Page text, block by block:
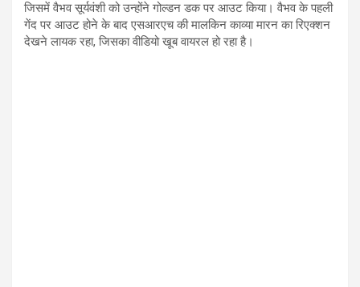
जिसमें वैभव सूर्यवंशी को उन्होंने गोल्डन डक पर आउट किया। वैभव के पहली
गेंद पर आउट होने के बाद एसआरएच की मालकिन काव्या मारन का रिएक्शन
देखने लायक रहा, जिसका वीडियो खूब वायरल हो रहा है।